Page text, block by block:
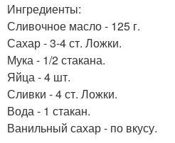
Ингредиенты:
Сливочное масло - 125 г.
Сахар - 3-4 ст. Ложки.
Мука - 1/2 стакана.
Яйца - 4 шт.
Сливки - 4 ст. Ложки.
Вода - 1 стакан.
Ванильный сахар - по вкусу.